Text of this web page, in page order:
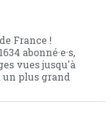
France !
abonné·e·s,
vues jusqu'à
un plus grand